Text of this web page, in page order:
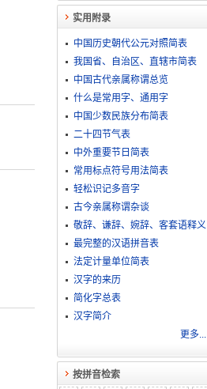
实用附录
中国历史朝代公元对照简表
我国省、自治区、直辖市简表
中国古代亲属称谓总览
什么是常用字、通用字
中国少数民族分布简表
二十四节气表
中外重要节日简表
常用标点符号用法简表
轻松识记多音字
古今亲属称谓杂谈
敬​辞​、​谦​辞​、​婉​辞​、​客​套​语​释​义
最完整的汉语拼音表
法定计量单位简表
汉字的来历
简化字总表
汉字简介
更多...
按拼音检索